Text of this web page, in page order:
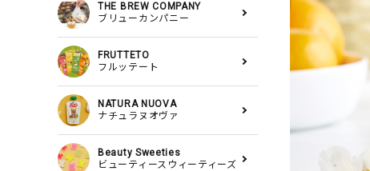
THE BREW COMPANY
ブリューカンパニー
FRUTTETO
フルッテート
NATURA NUOVA
ナチュラヌオヴァ
Beauty Sweeties
ビューティースウィーティーズ